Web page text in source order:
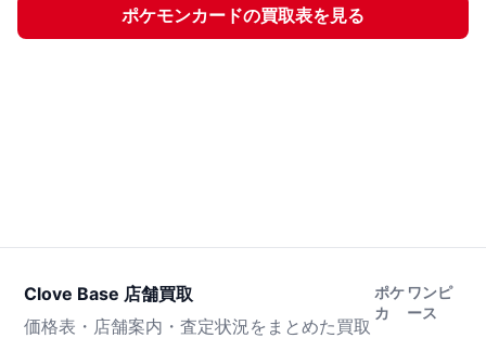
ポケモンカードの買取表を見る
Clove Base 店舗買取
価格表・店舗案内・査定状況をまとめた買取
ポケ
カ
ワンピ
ース